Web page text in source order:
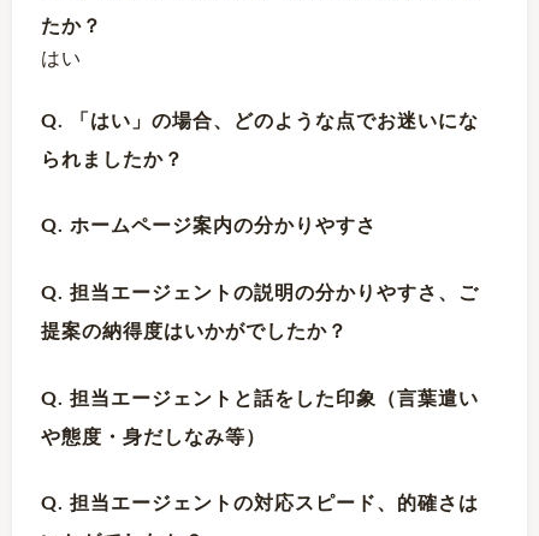
たか？
はい
Q. 「はい」の場合、どのような点でお迷いにな
られましたか？
Q. ホームページ案内の分かりやすさ
Q. 担当エージェントの説明の分かりやすさ、ご
提案の納得度はいかがでしたか？
Q. 担当エージェントと話をした印象（言葉遣い
や態度・身だしなみ等）
Q. 担当エージェントの対応スピード、的確さは